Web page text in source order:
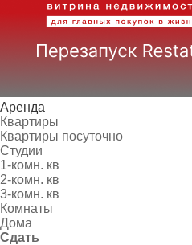
Аренда
Квартиры
Квартиры посуточно
Студии
1-комн. кв
2-комн. кв
3-комн. кв
Комнаты
Дома
Сдать